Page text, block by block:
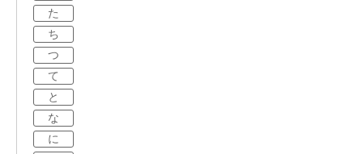
た
ち
つ
て
と
な
に